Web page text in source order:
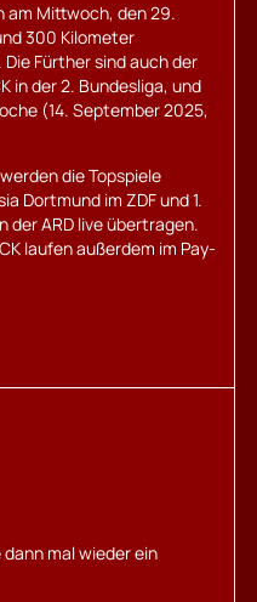
am Mittwoch, den 29.
300 Kilometer
Fürther sind auch der
in der 2. Bundesliga, und
(14. September 2025,
die Topspiele
Dortmund im ZDF und 1.
der ARD live übertragen.
laufen außerdem im Pay-
mal wieder ein